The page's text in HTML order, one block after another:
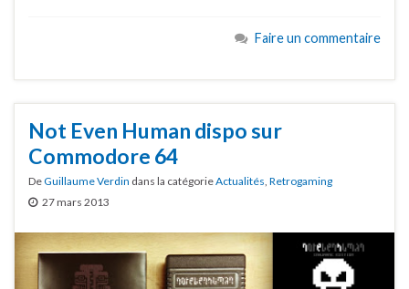
Faire un commentaire
Not Even Human dispo sur
Commodore 64
DeGuillaume Verdin dans la catégorieActualités Retrogaming
27 mars 2013